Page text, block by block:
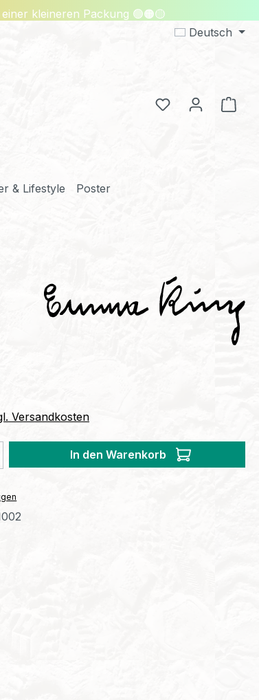
Packung 🟢🟠🟡
Deutsch
Du hast 0
& Lifestyle Poster
Versandkosten
Gib den gewünschten Wert
In den Warenkorb